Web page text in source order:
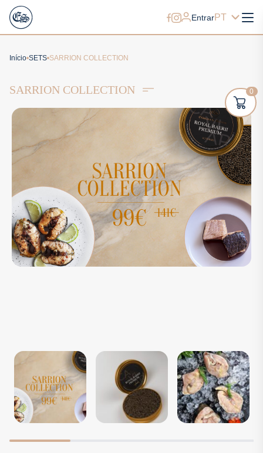
EntrarPT
Início SETS SARRION COLLECTION
SARRION COLLECTION 0